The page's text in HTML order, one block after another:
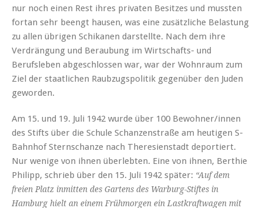
nur noch einen Rest ihres privaten Besitzes und mussten
fortan sehr beengt hausen, was eine zusätzliche Belastung
zu allen übrigen Schikanen darstellte. Nach dem ihre
Verdrängung und Beraubung im Wirtschafts- und
Berufsleben abgeschlossen war, war der Wohnraum zum
Ziel der staatlichen Raubzugspolitik gegenüber den Juden
geworden.
Am 15. und 19. Juli 1942 wurde über 100 Bewohner/innen
des Stifts über die Schule Schanzenstraße am heutigen S-
Bahnhof Sternschanze nach Theresienstadt deportiert.
Nur wenige von ihnen überlebten. Eine von ihnen, Berthie
Philipp, schrieb über den 15. Juli 1942 später: “Auf dem
freien Platz inmitten des Gartens des Warburg-Stiftes in
Hamburg hielt an einem Frühmorgen ein Lastkraftwagen mit